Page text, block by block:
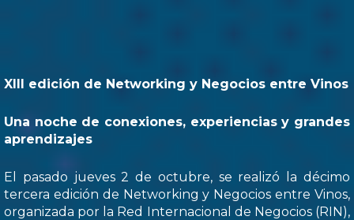
XIII edición de Networking y Negocios entre Vinos
Una noche de conexiones, experiencias y grandes
aprendizajes
El pasado jueves 2 de octubre, se realizó la décimo
tercera edición de Networking y Negocios entre Vinos,
organizada por la Red Internacional de Negocios (RIN),